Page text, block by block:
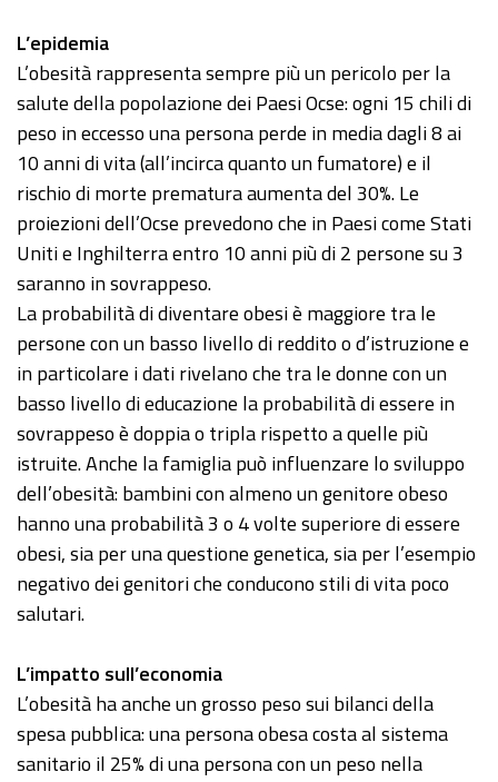
L’epidemia
L’obesità rappresenta sempre più un pericolo per la
salute della popolazione dei Paesi Ocse: ogni 15 chili di
peso in eccesso una persona perde in media dagli 8 ai
10 anni di vita (all’incirca quanto un fumatore) e il
rischio di morte prematura aumenta del 30%. Le
proiezioni dell’Ocse prevedono che in Paesi come Stati
Uniti e Inghilterra entro 10 anni più di 2 persone su 3
saranno in sovrappeso.
La probabilità di diventare obesi è maggiore tra le
persone con un basso livello di reddito o d’istruzione e
in particolare i dati rivelano che tra le donne con un
basso livello di educazione la probabilità di essere in
sovrappeso è doppia o tripla rispetto a quelle più
istruite. Anche la famiglia può influenzare lo sviluppo
dell’obesità: bambini con almeno un genitore obeso
hanno una probabilità 3 o 4 volte superiore di essere
obesi, sia per una questione genetica, sia per l’esempio
negativo dei genitori che conducono stili di vita poco
salutari.
L’impatto sull’economia
L’obesità ha anche un grosso peso sui bilanci della
spesa pubblica: una persona obesa costa al sistema
sanitario il 25% di una persona con un peso nella